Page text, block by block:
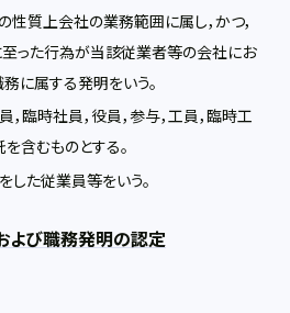
性質上会社の業務範囲に属し，かつ，
った行為が当該従業者等の会社にお
に属する発明をいう。
臨時社員，役員，参与，工員，臨時工
含むものとする。
した従業員等をいう。
び職務発明の認定